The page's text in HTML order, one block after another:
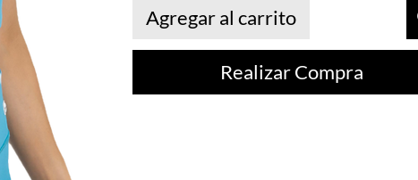
Agregar al carrito
Realizar Compra